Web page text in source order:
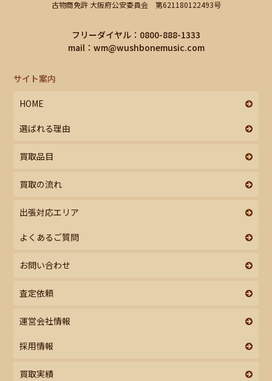
古物商免許 大阪府公安委員会 第621180122493号
フリーダイヤル：0800-888-1333
mail： wm@wushbonemusic.com
サイト案内
HOME
選ばれる理由
買取品目
買取の流れ
出張対応エリア
よくあるご質問
お問い合わせ
査定依頼
運営会社情報
採用情報
買取実績